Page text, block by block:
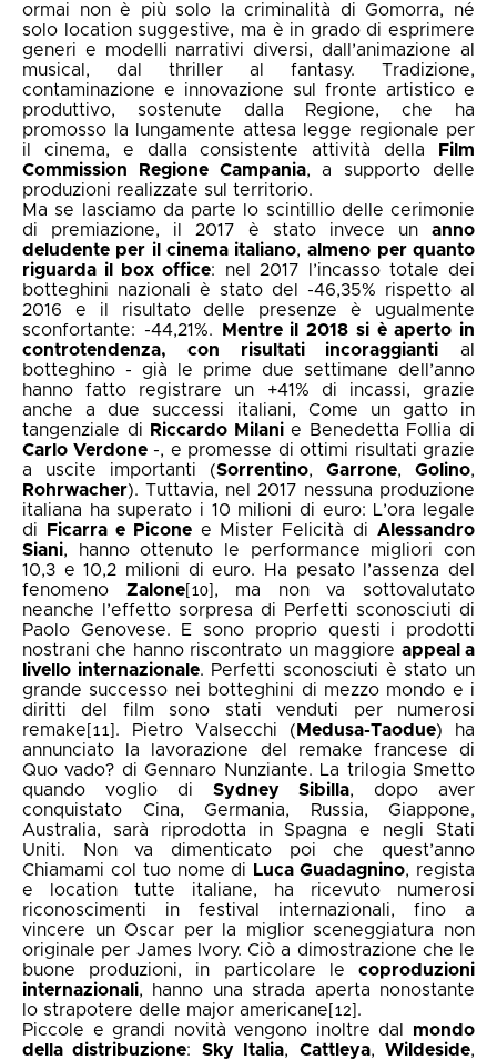
ormai non è più solo la criminalità di Gomorra, né
solo location suggestive, ma è in grado di esprimere
generi e modelli narrativi diversi, dall’animazione al
musical, dal thriller al fantasy. Tradizione,
contaminazione e innovazione sul fronte artistico e
produttivo, sostenute dalla Regione, che ha
promosso la lungamente attesa legge regionale per
il cinema, e dalla consistente attività della
Film
Commission Regione Campania, a supporto delle
produzioni realizzate sul territorio.
Ma se lasciamo da parte lo scintillio delle cerimonie
di premiazione, il 2017 è stato invece un anno
deludente per il cinema italiano,almeno per quanto
riguarda il box office: nel 2017 l’incasso totale dei
botteghini nazionali è stato del -46,35% rispetto al
2016 e il risultato delle presenze è ugualmente
sconfortante: -44,21%.
Mentre il 2018 si è aperto in
controtendenza, con risultati incoraggianti al
botteghino - già le prime due settimane dell’anno
hanno fatto registrare un +41% di incassi, grazie
anche a due successi italiani, Come un gatto in
tangenziale di
Riccardo Milanie Benedetta Follia di
Carlo Verdone-, e promesse di ottimi risultati grazie
a uscite importanti (Sorrentino, Garrone, Golino,
Rohrwacher). Tuttavia, nel 2017 nessuna produzione
italiana ha superato i 10 milioni di euro: L’ora legale
di
Ficarra e Piconee Mister Felicità di Alessandro
Siani, hanno ottenuto le performance migliori con
10,3 e 10,2 milioni di euro. Ha pesato l’assenza del
fenomeno Zalone[10] , ma non va sottovalutato
neanche l’effetto sorpresa di Perfetti sconosciuti di
Paolo Genovese. E sono proprio questi i prodotti
nostrani che hanno riscontrato un maggiore appeal a
livello internazionale. Perfetti sconosciuti è stato un
grande successo nei botteghini di mezzo mondo e i
diritti del film sono stati venduti per numerosi
remake [11] . Pietro Valsecchi ( Medusa-Taodue) ha
annunciato la lavorazione del remake francese di
Quo vado? di Gennaro Nunziante. La trilogia Smetto
quando voglio di Sydney Sibilla, dopo aver
conquistato Cina, Germania, Russia, Giappone,
Australia, sarà riprodotta in Spagna e negli Stati
Uniti. Non va dimenticato poi che quest’anno
Chiamami col tuo nome di
Luca Guadagnino, regista
e location tutte italiane, ha ricevuto numerosi
riconoscimenti in festival internazionali, fino a
vincere un Oscar per la miglior sceneggiatura non
originale per James Ivory. Ciò a dimostrazione che le
buone produzioni, in particolare le coproduzioni
internazionali, hanno una strada aperta nonostante
lo strapotere delle major americane [12] .
Piccole e grandi novità vengono inoltre dal mondo
della distribuzione: Sky Italia, Cattleya,Wildeside,